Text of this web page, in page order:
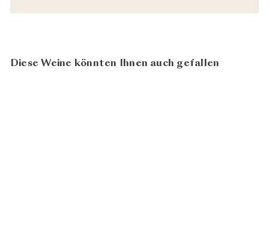
Diese Weine könnten Ihnen auch gefallen